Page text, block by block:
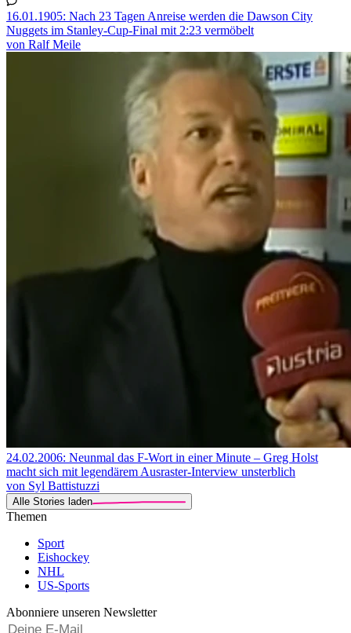
16.01.1905: Nach 23 Tagen Anreise werden die Dawson City
Nuggets im Stanley-Cup-Final mit 2:23 vermöbelt
von Ralf Meile
24.02.2006: Neunmal das F-Wort in einer Minute – Greg Holst
macht sich mit legendärem Ausraster-Interview unsterblich
von Syl Battistuzzi
Alle Stories laden
Themen
Sport
Eishockey
NHL
US-Sports
Abonniere unseren Newsletter